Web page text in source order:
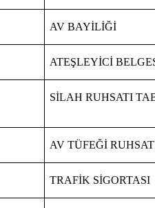
AV BAYİLİĞİ
ATEŞLEYİCİ
SİLAH RUHSATI
AV TÜFEĞİ
TRAFİK SİGORTASI